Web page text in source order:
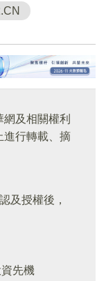
及相關權利
進行轉載、摘
及授權後，
先機